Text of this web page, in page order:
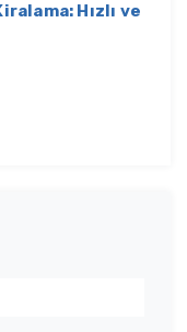
Hızlı ve